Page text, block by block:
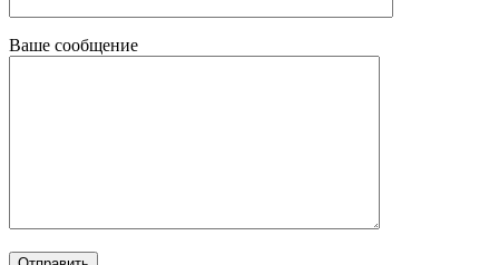
Ваше сообщение